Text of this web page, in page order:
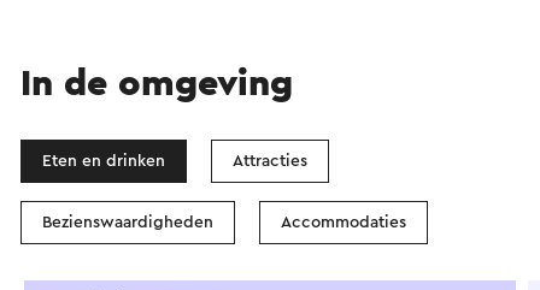
In de omgeving
Eten en drinken Attracties
Bezienswaardigheden Accommodaties